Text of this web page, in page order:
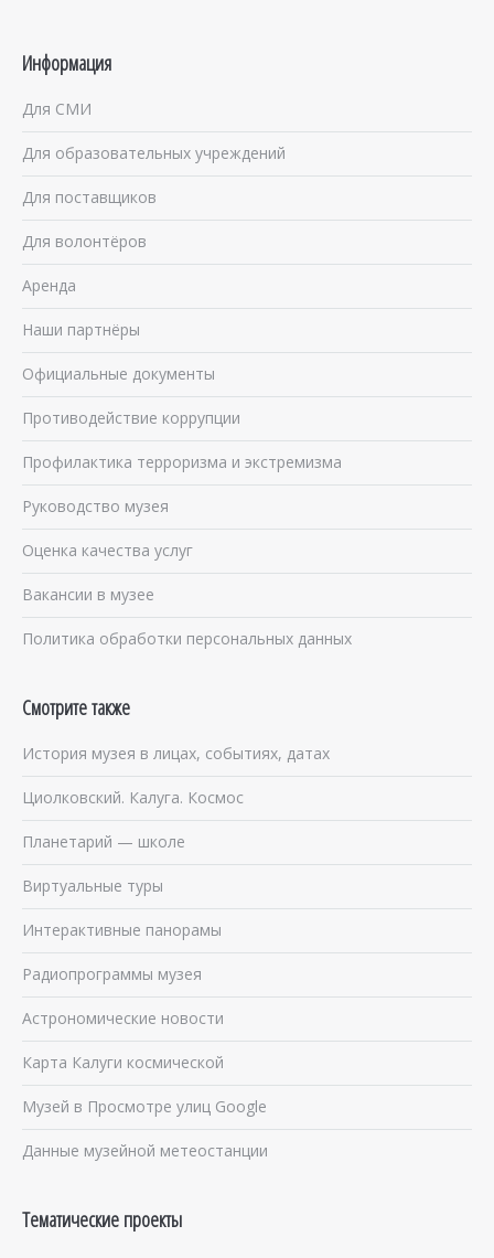
Информация
Для СМИ
Для образовательных учреждений
Для поставщиков
Для волонтёров
Аренда
Наши партнёры
Официальные документы
Противодействие коррупции
Профилактика терроризма и экстремизма
Руководство музея
Оценка качества услуг
Вакансии в музее
Политика обработки персональных данных
Смотрите также
История музея в лицах, событиях, датах
Циолковский. Калуга. Космос
Планетарий — школе
Виртуальные туры
Интерактивные панорамы
Радиопрограммы музея
Астрономические новости
Карта Калуги космической
Музей в Просмотре улиц Google
Данные музейной метеостанции
Тематические проекты